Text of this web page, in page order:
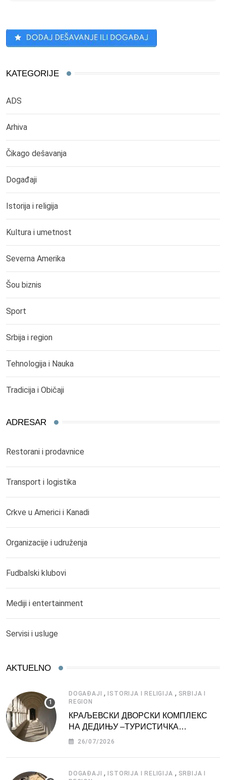
KATEGORIJE
ADS
Arhiva
Čikago dešavanja
Događaji
Istorija i religija
Kultura i umetnost
Severna Amerika
Šou biznis
Sport
Srbija i region
Tehnologija i Nauka
Tradicija i Običaji
ADRESAR
Restorani i prodavnice
Transport i logistika
Crkve u Americi i Kanadi
Organizacije i udruženja
Fudbalski klubovi
Mediji i entertainment
Servisi i usluge
AKTUELNO
DOGAĐAJI , ISTORIJA I RELIGIJA , SRBIJA I
REGION
КРАЉЕВСКИ ДВОРСКИ КОМПЛЕКС
НА ДЕДИЊУ –ТУРИСТИЧКА
АТРАКЦИЈА
26/07/2026
DOGAĐAJI , ISTORIJA I RELIGIJA , SRBIJA I